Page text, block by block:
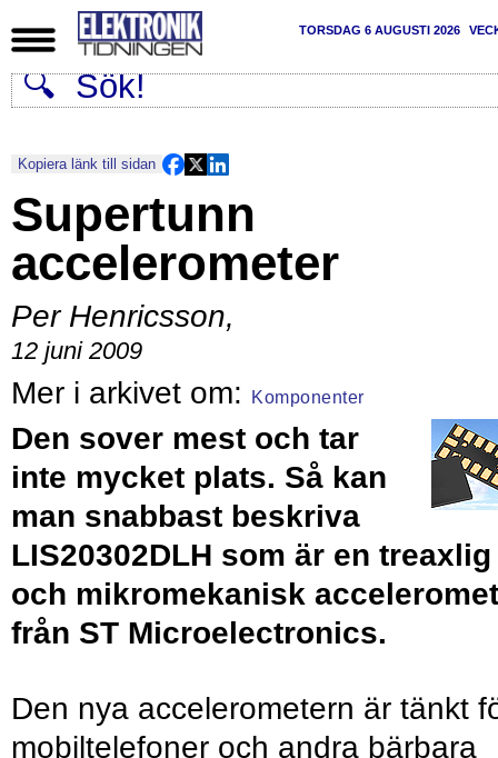
TORSDAG 6 AUGUSTI 2026
Kopiera länk till sidan
Supertunn
accelerometer
Per Henricsson,
12 juni 2009
Komponenter
Den sover mest och tar
inte mycket plats. Så kan
man snabbast beskriva
LIS20302DLH som är en treaxlig
och mikromekanisk
från ST Microelectronics.
Den nya accelerometern är tänkt
mobiltelefoner och andra bärbara